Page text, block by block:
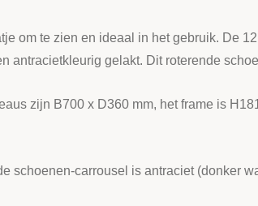
om te zien en ideaal in het gebruik. De
antracietkleurig gelakt. Dit roterende
zijn B700 x D360 mm, het frame is
schoenen-carrousel is antraciet (donker